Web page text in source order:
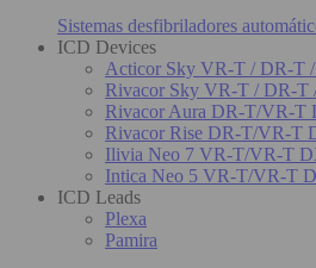
Sistemas desfibriladores
ICD Devices
Acticor Sky VR-T / DR-T
Rivacor Sky VR-T / DR-T
Rivacor Aura DR-T/VR-T
Rivacor Rise DR-T/VR-T
Ilivia Neo 7 VR-T/VR-T
Intica Neo 5 VR-T/VR-T
ICD Leads
Plexa
Pamira